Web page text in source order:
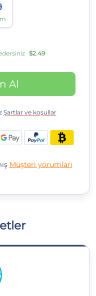
$2.49
Al
Şartlar ve koşullar
Müşteri yorumları